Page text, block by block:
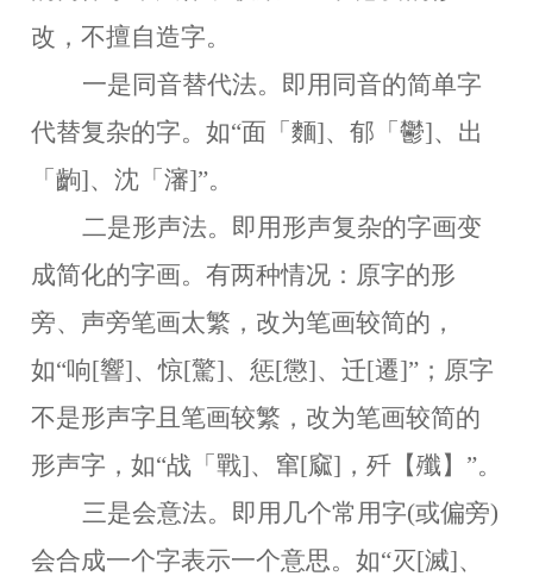
改，不擅自造字。
一是同音替代法。 即用同音的简单字
代替复杂的字。如“面「麵]、郁「鬱]、出
「齣]、沈「瀋]”。
二是形声法。 即用形声复杂的字画变
成简化的字画。有两种情况：原字的形
旁、声旁笔画太繁，改为笔画较简的，
如“响[響]、惊[驚]、惩[懲]、迁[遷]”；原字
不是形声字且笔画较繁，改为笔画较简的
形声字，如“战「戰]、窜[窳]，歼【殲】”。
三是会意法。 即用几个常用字(或偏旁)
会合成一个字表示一个意思。如“灭[滅]、